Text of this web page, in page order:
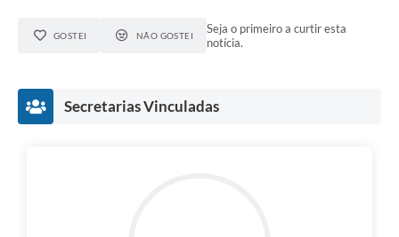
GOSTEI NÃO GOSTEI
Seja o primeiro a curtir esta
notícia.
Secretarias Vinculadas